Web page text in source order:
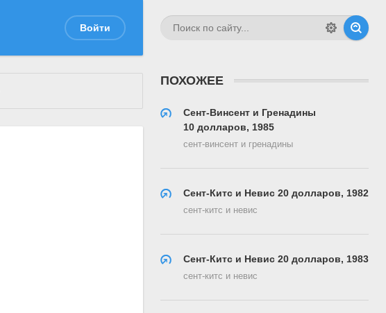
Войти
ПОХОЖЕЕ
Сент-Винсент и Гренадины
10 долларов, 1985
сент-винсент и гренадины
Сент-Китс и Невис 20 долларов, 1982
сент-китс и невис
Сент-Китс и Невис 20 долларов, 1983
сент-китс и невис